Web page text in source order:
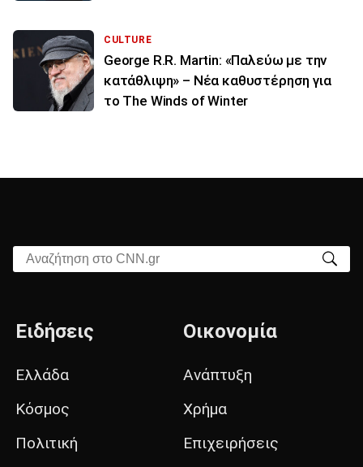
CULTURE
George R.R. Martin: «Παλεύω με την
κατάθλιψη» – Νέα καθυστέρηση για
το The Winds of Winter
Αναζήτηση στο CNN.gr
Ειδήσεις
Ελλάδα
Κόσμος
Πολιτική
Οικονομία
Ανάπτυξη
Χρήμα
Επιχειρήσεις